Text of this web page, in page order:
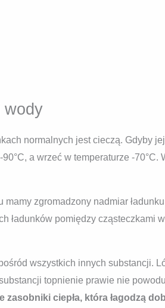
wody
normalnych jest cieczą. Gdyby
a wrzeć w temperaturze -
zgromadzony nadmiar
ładunków pomiędzy cząsteczkami
wszystkich innych substancji.
topnienie prawie nie
zasobniki ciepła, która łagodzą